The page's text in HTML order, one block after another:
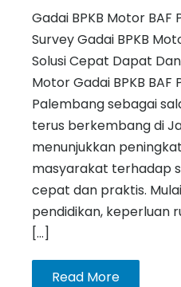
Gadai BPKB Motor
Survey Gadai BPKB
Solusi Cepat Dapat
Motor Gadai BPKB BAF
Palembang sebagai
terus berkembang di
menunjukkan
masyarakat terhadap
cepat dan praktis.
pendidikan, keperluan
[…]
Read More